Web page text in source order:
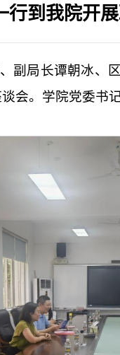
行到我院开
副局长谭朝冰、
会。学院党委书